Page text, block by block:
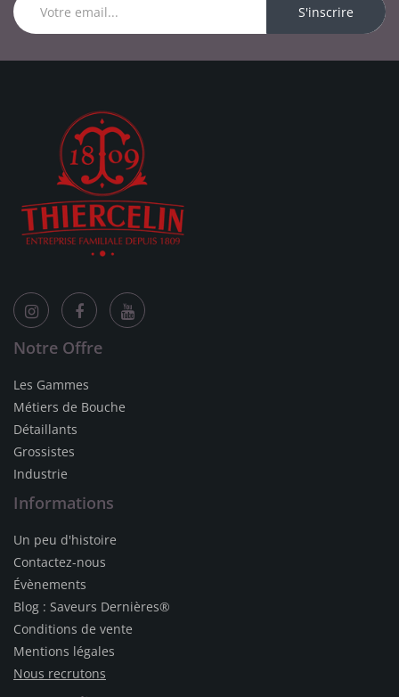
S'inscrire
Notre Offre
Les Gammes
Métiers de Bouche
Détaillants
Grossistes
Industrie
Informations
Un peu d'histoire
Contactez-nous
Évènements
Blog : Saveurs Dernières®
Conditions de vente
Mentions légales
Nous recrutons